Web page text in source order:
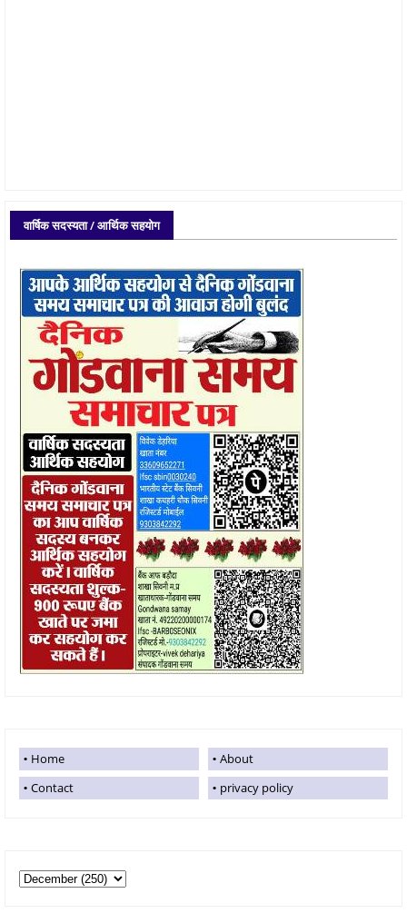
वार्षिक सदस्यता / आर्थिक सहयोग
Home
About
Contact
privacy policy